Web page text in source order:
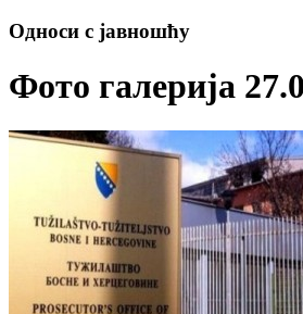
Односи с јавношћу
Фото галерија